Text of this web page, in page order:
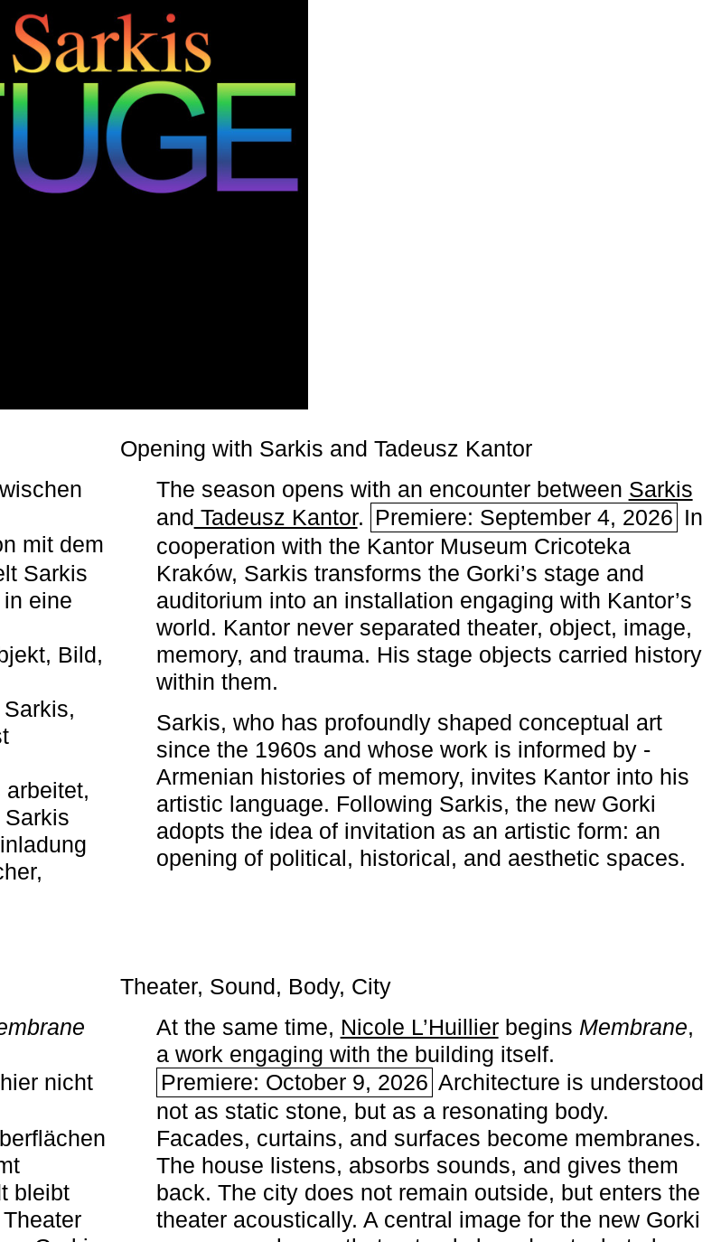
mit dem
Sarkis
eine
Bild,
Opening with Sarkis and Tadeusz Kantor
The season opens with an encounter between Sarkis
and Tadeusz Kantor. Premiere: September 4, 2026 In
cooperation with the ­Kantor Museum Cricoteka
Kraków, Sarkis transforms the Gorki’s stage and
auditorium into an installation engaging with Kantor’s
world. Kantor never separated theater, object, image,
memory, and trauma. His stage objects carried history
within them.
Sarkis, who has profoundly shaped conceptual art
since the 1960s and whose work is informed by ­
Armenian histories of memory, invites Kantor into his
artistic language. Following Sarkis, the new Gorki
adopts the idea of invitation as an artistic form: an
opening of political, historical, and aesthetic spaces.
nicht
bleibt
Theater, Sound, Body, City
At the same time, Nicole L’Huillierbegins ­ Membrane,
a work engaging with the building itself.
Premiere: October 9, 2026 Architecture is understood
not as static stone, but as a resonating body.
Facades, curtains, and surfaces become membranes.
The house listens, absorbs sounds, and gives them
back. The city does not remain outside, but enters the
theater acoustically. A central image for the new Gorki